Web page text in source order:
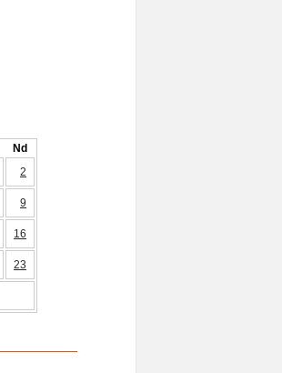
Nd
2
9
16
23